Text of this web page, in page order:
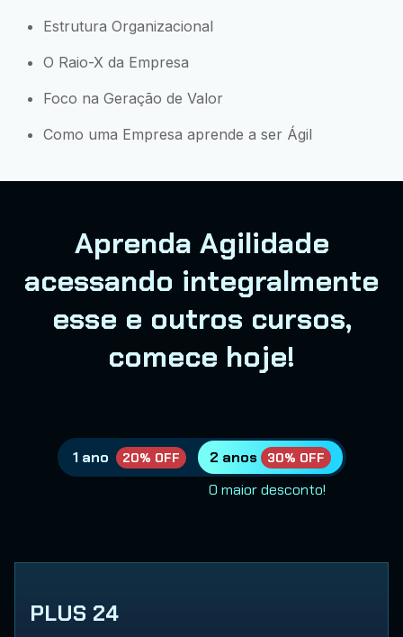
Estrutura Organizacional
O Raio-X da Empresa
Foco na Geração de Valor
Como uma Empresa aprende a ser Ágil
Aprenda Agilidade
acessando integralmente
esse e outros cursos,
comece hoje!
1 ano 20% OFF 2 anos 30% OFF
O maior desconto!
PLUS 24